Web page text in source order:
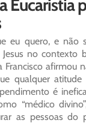
Eucaristia
eu quero, e não
no contexto
Francisco afirmou
qualquer
é
“médico
as pessoas do